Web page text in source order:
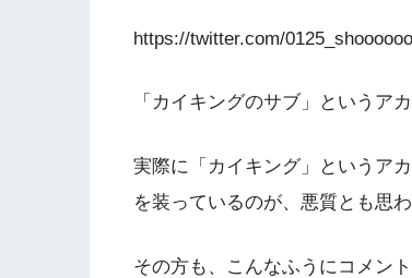
https://twitter.com/
「カイキングのサブ」というア
実際に「カイキング」というア
を装っているのが、悪質とも思わ
その方も、こんなふうにコメント